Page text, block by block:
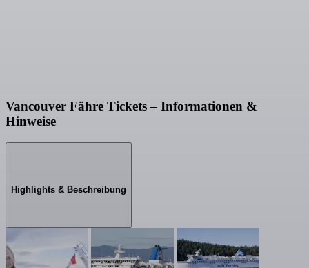
Vancouver Fähre Tickets – Informationen &
Hinweise
Highlights & Beschreibung